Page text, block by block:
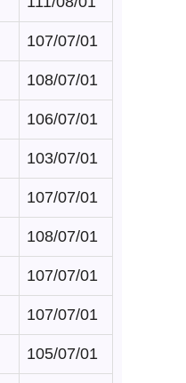
107/07/01
108/07/01
106/07/01
103/07/01
107/07/01
108/07/01
107/07/01
107/07/01
105/07/01